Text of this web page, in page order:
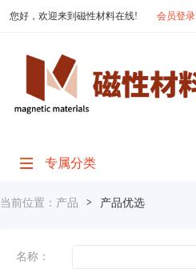
您好，欢迎来到磁性材料在线! 会员登录
专属分类
当前位置： 产品 > 产品优选
名称：